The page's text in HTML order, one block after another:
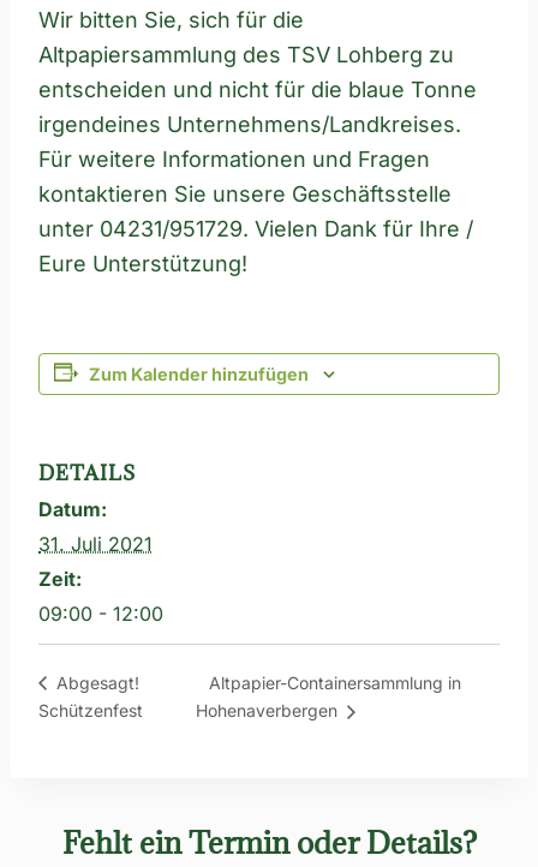
Wir bitten Sie, sich für die
Altpapiersammlung des TSV Lohberg zu
entscheiden und nicht für die blaue Tonne
irgendeines Unternehmens/Landkreises.
Für weitere Informationen und Fragen
kontaktieren Sie unsere Geschäftsstelle
unter 04231/951729. Vielen Dank für Ihre /
Eure Unterstützung!
Zum Kalender hinzufügen
DETAILS
Datum:
31. Juli 2021
Zeit:
09:00 - 12:00
Abgesagt!
Schützenfest
Altpapier-Containersammlung in
Hohenaverbergen
Fehlt ein Termin oder Details?